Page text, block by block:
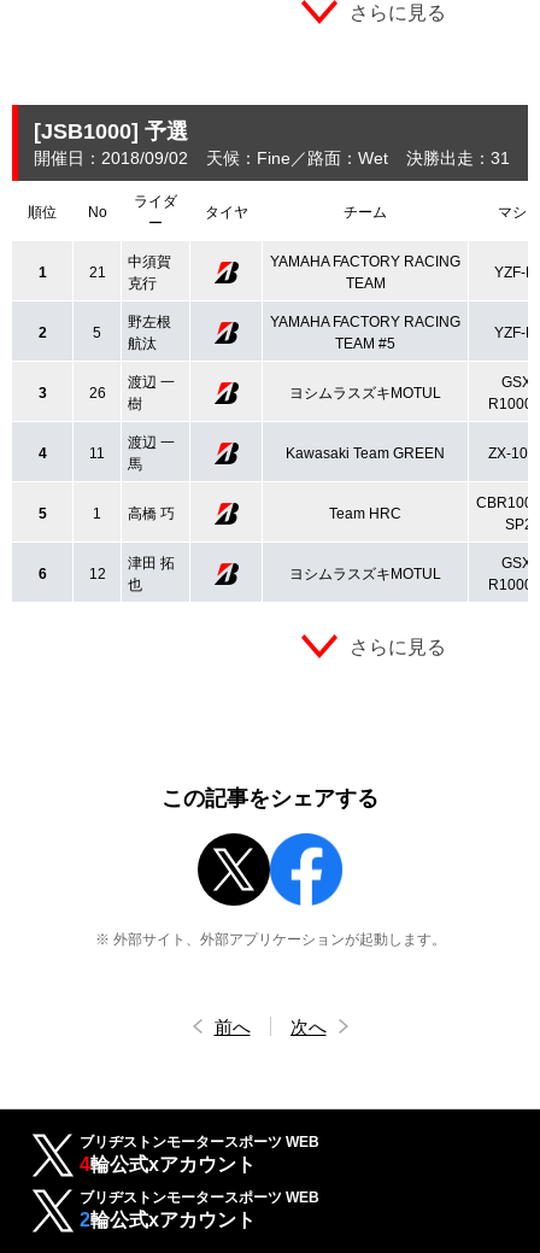
さらに見る
[JSB1000] 予選
開催日：2018/09/02 天候：Fine 路面：Wet 決勝出走：31
順位 No
ライダ
ー
タイヤ チーム マシン
1 21
中須賀
克行
YAMAHA FACTORY RACING
TEAM
YZF-
2 5
野左根
航汰
YAMAHA FACTORY RACING
TEAM #5
YZF-
3 26
渡辺 一
樹
ヨシムラスズキMOTUL
GSX-
4 11
渡辺 一
馬
Kawasaki Team GREEN ZX-
5 1 高橋 巧 Team HRC
SP2
6 12
津田 拓
也
ヨシムラスズキMOTUL
GSX-
さらに見る
この記事をシェアする
※ 外部サイト、外部アプリケーションが起動します。
前へ 次へ
ブリヂストンモータースポーツ WEB
4輪公式xアカウント
ブリヂストンモータースポーツ WEB
2輪公式xアカウント